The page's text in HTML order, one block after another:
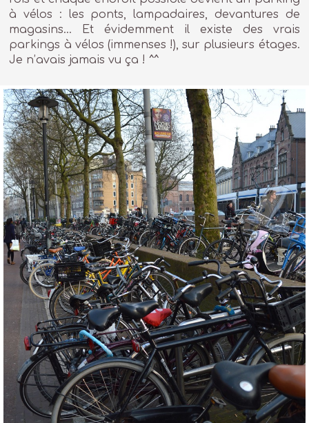
à vélos : les ponts, lampadaires, devantures de
magasins… Et évidemment il existe des vrais
parkings à vélos (immenses !), sur plusieurs étages.
Je n’avais jamais vu ça ! ^^